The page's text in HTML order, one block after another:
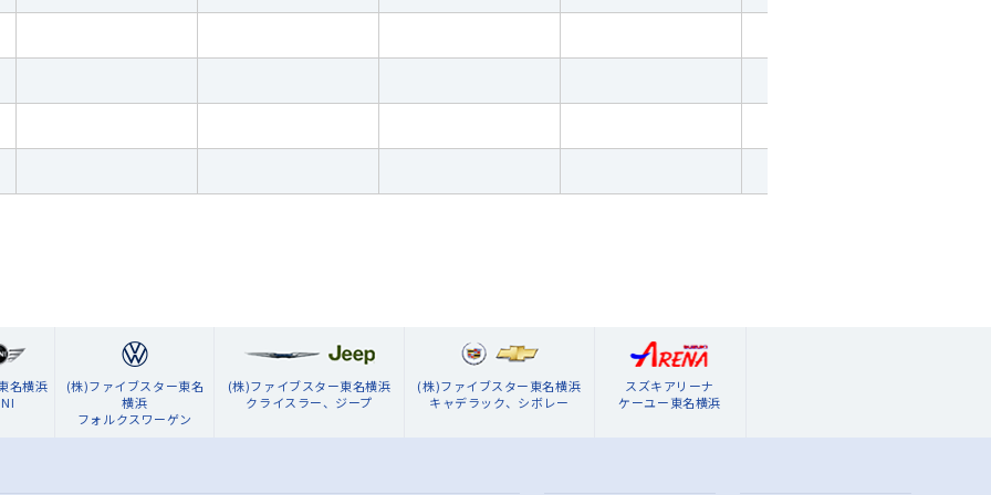
名横浜
(株)ファイブスター東名
横浜
フォルクスワーゲン
(株)ファイブスター東名横浜
クライスラー、ジープ
(株)ファイブスター東名横浜
キャデラック、シボレー
スズキアリーナ
ケーユー東名横浜